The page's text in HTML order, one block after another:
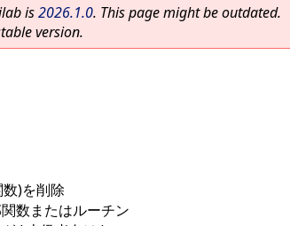
is2026.1.0. This page might be outdated.
version.
)を削除
数またはルーチン